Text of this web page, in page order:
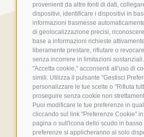
provenienti da altre fonti di dati,
dispositivi, identificare i dispositivi in
informazioni trasmesse
di geolocalizzazione precisi,
base a informazioni richieste
liberamente prestare, rifiutare o
senza incorrere in limitazioni
"Accetta cookie," acconsenti all'uso di
simili. Utilizza il pulsante "Gestisci
personalizzare le tue scelte o "Rifiuta
proseguire senza cookie non
Puoi modificare le tue preferenze in
cliccando sul link "Preferenze Cookie"
pagina o sull'icona dello scudo in basso
preferenze si applicheranno al solo